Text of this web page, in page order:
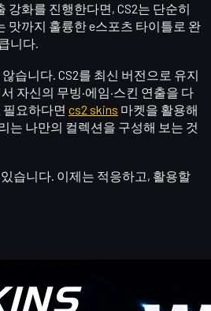
강화를 진행한다면, CS2는 단순히
맛까지 훌륭한 e스포츠 타이틀 로 완
니다.
습니다. CS2를 최신 버전으로 유지
자신의 무빙·에임·스킨 연출을 다
요하다면 cs2 skins 마켓을 활용해
는 나만의 컬렉션을 구성해 보는 것
습니다. 이제는 적응하고, 활용할
이더 여러분! 주간 보너스 블로